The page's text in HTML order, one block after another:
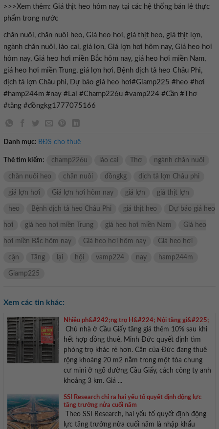
>>>Xem thêm: Giá thịt heo hôm nay tại các hệ thống bán lẻ thực
phẩm trong nước
chăn nuôi, chăn nuôi heo, Giá heo hơi, giá thịt heo, giá thịt lợn,
ngành chăn nuôi, lào cai, giá lợn, Giá lợn hơi hôm nay, Giá heo hơi
hôm nay, Giá heo hơi miền Bắc hôm nay, giá heo hơi miền Nam,
giá heo hơi miền Trung, giá lợn hơi, Bệnh dịch tả heo Châu Phi,
dịch tả lợn Châu phi, Dự báo giá heo hơi#Giamp225 #heo #hơi
#hamp244m #nay #Lai #Champ226u #vamp224 #Cần #Thơ
#tăng #đồngkg1777075166
Danh mục: BĐS cho thuê
Thẻ tìm kiếm: champ226u lào cai Thơ ngành chăn nuôi
chăn nuôi heo chăn nuôi đồngkg dịch tả lợn Châu phi
giá lợn hơi Giá lợn hơi hôm nay giá lợn giá thịt lợn
heo Bệnh dịch tả heo Châu Phi giá thịt heo Dự báo giá heo
hơi giá heo hơi miền Trung giá heo hơi miền Nam Giá heo
hơi miền Bắc hôm nay Giá heo hơi hôm nay Giá heo hơi
cận Tăng lại hội vamp224 nay hamp244m
Giamp225
Xem các tin khác:
Nhiều ph&#242;ng trọ H&#224; Nội tăng gi&#225;
Chủ nhà ở Cầu Giấy tăng giá thêm 10% sau khi
hết hợp đồng thuê, Minh Đức quyết định tìm
phòng trọ khác rẻ hơn. Căn của Đức đang thuê
rộng khoảng 20 m2 nằm trong một tòa chung
cư mini ở ngõ đường Cầu Giấy, cách công ty anh
khoảng 3 km. Giá ...
SSI Research chỉ ra hai yếu tố quyết định động lực
tăng trưởng nửa cuối năm
Theo SSI Research, hai yếu tố quyết định động
lực tăng trưởng nửa cuối năm là nhập khẩu